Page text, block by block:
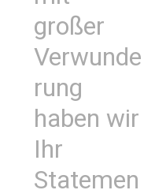
großer
Verwunde
rung
haben wir
Ihr
Statemen